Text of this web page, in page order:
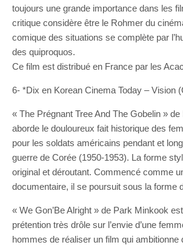
toujours une grande importance dans les
critique considère être le Rohmer du
comique des situations se complète par
des quiproquos.
Ce film est distribué en France par les
6- *Dix en Korean Cinema Today – Vision
« The Prégnant Tree And The Gobelin »
aborde le douloureux fait historique des
pour les soldats américains pendant et
guerre de Corée (1950-1953). La forme
original et déroutant. Commencé comme
documentaire, il se poursuit sous la forme
« We Gon’Be Alright » de Park Minkook
prétention très drôle sur l’envie d’une
hommes de réaliser un film qui ambitionne